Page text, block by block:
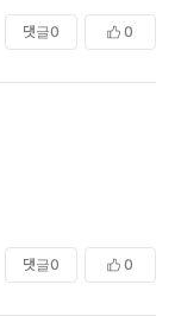
댓글0 0
댓글0 0